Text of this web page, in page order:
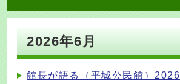
2026年6月
館長が語る（平城公民館）2026